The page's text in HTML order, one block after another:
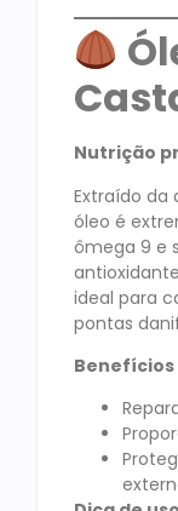
Nutrição
Extraído da
óleo é
ômega 9 e
ideal para
pontas